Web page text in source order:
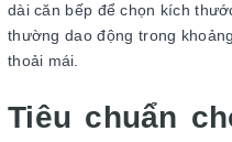
dài căn bếp để chọn kích
thường dao động trong
thoải mái.
Tiêu chuẩn